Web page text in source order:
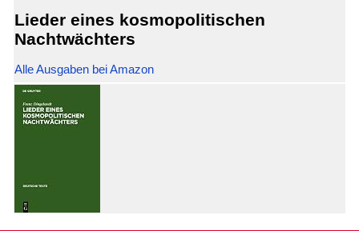
Lieder eines kosmopolitischen
Nachtwächters
Alle Ausgaben bei Amazon